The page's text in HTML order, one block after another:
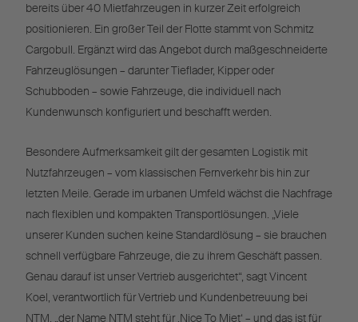
bereits über 40 Mietfahrzeugen in kurzer Zeit erfolgreich
positionieren. Ein großer Teil der Flotte stammt von Schmitz
Cargobull. Ergänzt wird das Angebot durch maßgeschneiderte
Fahrzeuglösungen – darunter Tieflader, Kipper oder
Schubboden – sowie Fahrzeuge, die individuell nach
Kundenwunsch konfiguriert und beschafft werden.
Besondere Aufmerksamkeit gilt der gesamten Logistik mit
Nutzfahrzeugen – vom klassischen Fernverkehr bis hin zur
letzten Meile. Gerade im urbanen Umfeld wächst die Nachfrage
nach flexiblen und kompakten Transportlösungen. „Viele
unserer Kunden suchen keine Standardlösung – sie brauchen
schnell verfügbare Fahrzeuge, die zu ihrem Geschäft passen.
Genau darauf ist unser Vertrieb ausgerichtet“, sagt Vincent
Koel, verantwortlich für Vertrieb und Kundenbetreuung bei
NTM, „der Name NTM steht für ‚Nice To Miet‘ – und das ist für